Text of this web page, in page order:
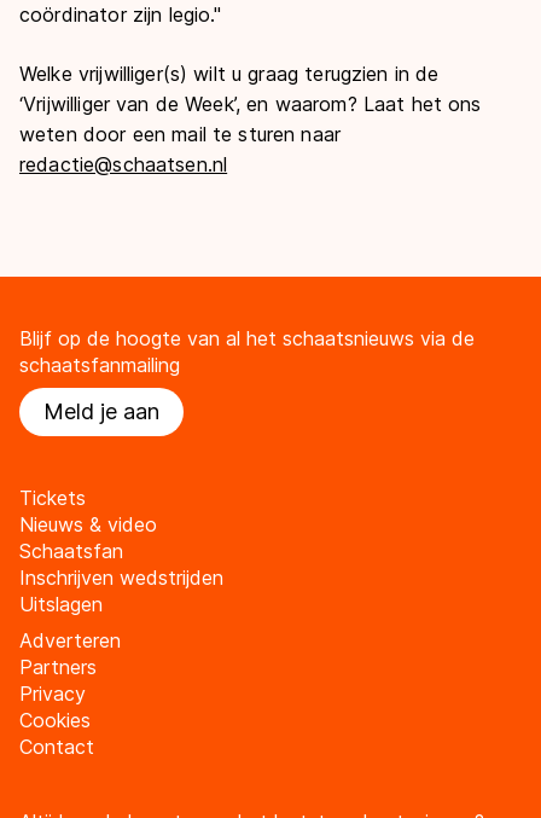
coördinator zijn legio."
Welke vrijwilliger(s) wilt u graag terugzien in de
‘Vrijwilliger van de Week’, en waarom? Laat het ons
weten door een mail te sturen naar
redactie@schaatsen.nl
Blijf op de hoogte van al het schaatsnieuws via de
schaatsfanmailing
Meld je aan
Tickets
Nieuws & video
Schaatsfan
Inschrijven wedstrijden
Uitslagen
Adverteren
Partners
Privacy
Cookies
Contact